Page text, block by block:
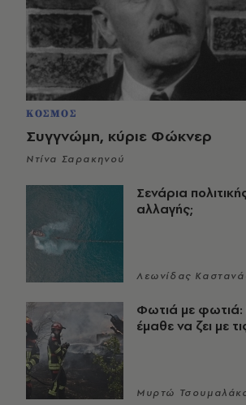
ΚΟΣΜΟΣ
Συγγνώμη, κύριε Φώκνερ
Ντίνα Σαρακηνού
Σενάρια
αλλαγής;
Λεωνίδας
Φωτιά με
έμαθε να ζει με
Μυρτώ